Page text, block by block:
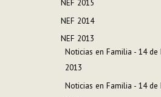
NEF 2015
NEF 2014
NEF 2013
Noticias en Familia - 14 de
2013
Noticias en Familia - 14 de